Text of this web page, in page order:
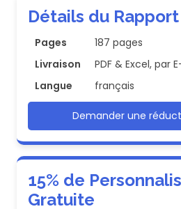
Détails du Rapport
Pages
187 pages
Livraison
PDF & Excel, par
Langue
français
Demander une
15% de
Gratuite